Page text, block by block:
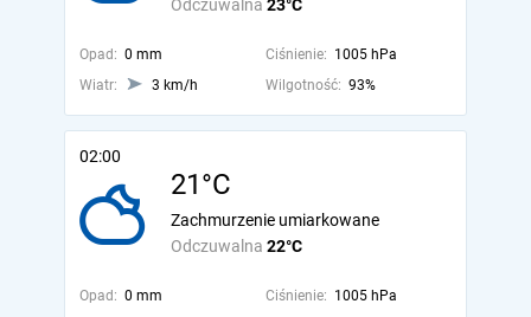
Odczuwalna 23°C
Opad: 0 mm Ciśnienie: 1005 hPa
Wiatr:
3 km/h Wilgotność: 93%
02:00
21°C
Odczuwalna 22°C
Zachmurzenie umiarkowane
Opad: 0 mm Ciśnienie: 1005 hPa